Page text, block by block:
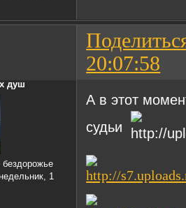
20:07:58
душ
бездорожье
1
А в этот
судьи